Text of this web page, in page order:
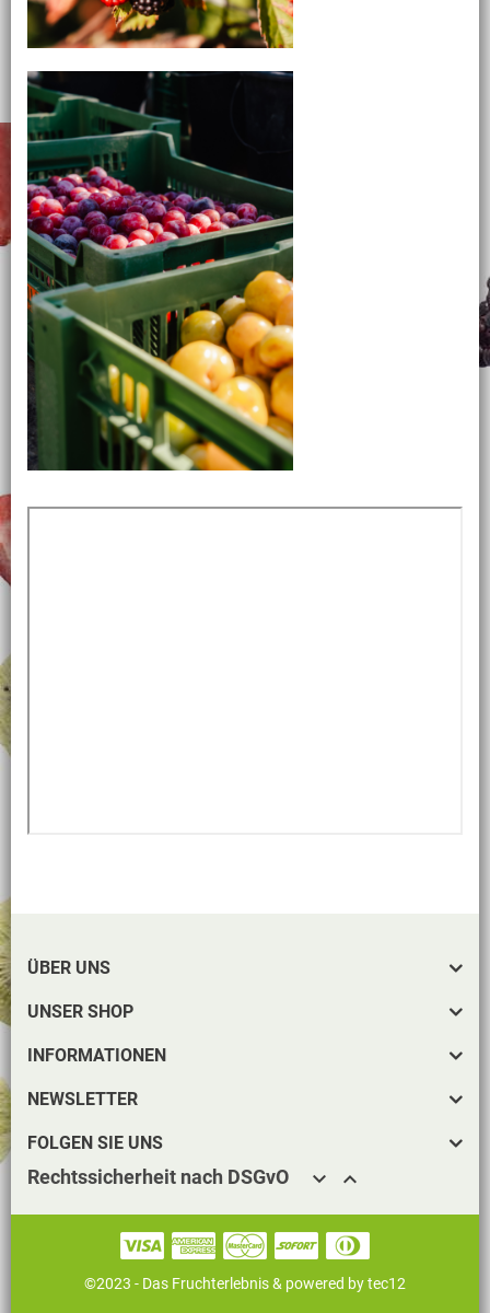
ÜBER UNS
UNSER SHOP
INFORMATIONEN
NEWSLETTER
FOLGEN SIE UNS
Rechtssicherheit nach DSGvO  
©2023 - Das Fruchterlebnis & powered by tec12